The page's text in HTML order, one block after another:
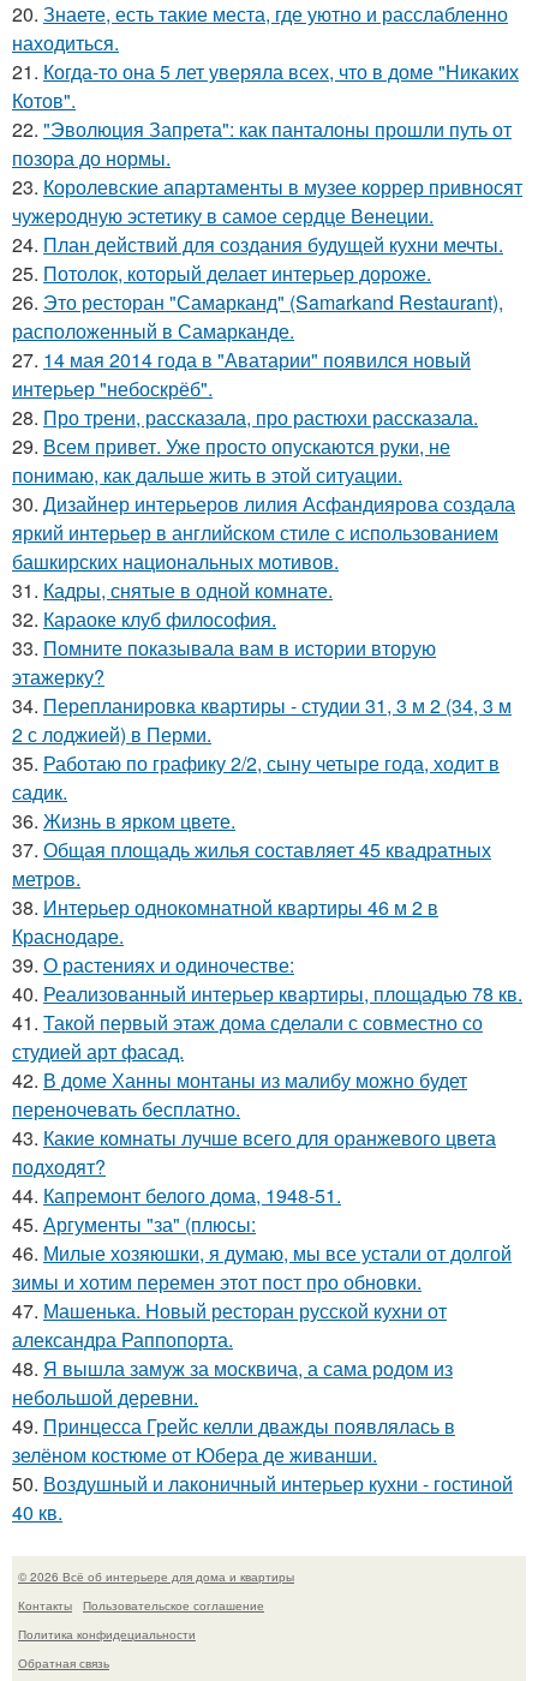
20. Знаете, есть такие места, где уютно и расслабленно
находиться.
21. Когда-то она 5 лет уверяла всех, что в доме "Никаких
Котов".
22. "Эволюция Запрета": как панталоны прошли путь от
позора до нормы.
23. Королевские апартаменты в музее коррер привносят
чужеродную эстетику в самое сердце Венеции.
24. План действий для создания будущей кухни мечты.
25. Потолок, который делает интерьер дороже.
26. Это ресторан "Самарканд" (Samarkand Restaurant),
расположенный в Самарканде.
27. 14 мая 2014 года в "Аватарии" появился новый
интерьер "небоскрёб".
28. Про трени, рассказала, про растюхи рассказала.
29. Всем привет. Уже просто опускаются руки, не
понимаю, как дальше жить в этой ситуации.
30. Дизайнер интерьеров лилия Асфандиярова создала
яркий интерьер в английском стиле с использованием
башкирских национальных мотивов.
31. Кадры, снятые в одной комнате.
32. Караоке клуб философия.
33. Помните показывала вам в истории вторую
этажерку?
34. Перепланировка квартиры - студии 31, 3 м 2 (34, 3 м
2 с лоджией) в Перми.
35. Работаю по графику 2/2, сыну четыре года, ходит в
садик.
36. Жизнь в ярком цвете.
37. Общая площадь жилья составляет 45 квадратных
метров.
38. Интерьер однокомнатной квартиры 46 м 2 в
Краснодаре.
39. О растениях и одиночестве:
40. Реализованный интерьер квартиры, площадью 78 кв.
41. Такой первый этаж дома сделали с совместно со
студией арт фасад.
42. В доме Ханны монтаны из малибу можно будет
переночевать бесплатно.
43. Какие комнаты лучше всего для оранжевого цвета
подходят?
44. Капремонт белого дома, 1948-51.
45. Аргументы "за" (плюсы:
46. Милые хозяюшки, я думаю, мы все устали от долгой
зимы и хотим перемен этот пост про обновки.
47. Машенька. Новый ресторан русской кухни от
александра Раппопорта.
48. Я вышла замуж за москвича, а сама родом из
небольшой деревни.
49. Принцесса Грейс келли дважды появлялась в
зелёном костюме от Юбера де живанши.
50. Воздушный и лаконичный интерьер кухни - гостиной
40 кв.
© 2026 Всё об интерьере для дома и квартиры
Контакты
Пользовательское соглашение
Политика конфидециальности
Обратная связь